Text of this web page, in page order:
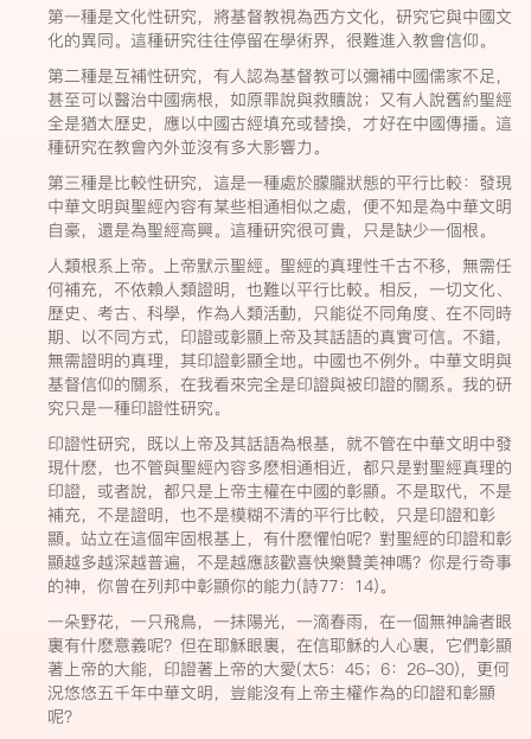
第一種是文化性研究，將基督教視為西方文化，研究它與中國文
化的異同。這種研究往往停留在學術界，很難進入教會信仰。
第二種是互補性研究，有人認為基督教可以彌補中國儒家不足，
甚至可以醫治中國病根，如原罪說與救贖說；又有人說舊約聖經
全是猶太歷史，應以中國古經填充或替換，才好在中國傳播。這
種研究在教會內外並沒有多大影響力。
第三種是比較性研究，這是一種處於朦朧狀態的平行比較：發現
中華文明與聖經內容有某些相通相似之處，便不知是為中華文明
自豪，還是為聖經高興。這種研究很可貴，只是缺少一個根。
人類根系上帝。上帝默示聖經。聖經的真理性千古不移，無需任
何補充，不依賴人類證明，也難以平行比較。相反，一切文化、
歷史、考古、科學，作為人類活動，只能從不同角度、在不同時
期、以不同方式，印證或彰顯上帝及其話語的真實可信。不錯，
無需證明的真理，其印證彰顯全地。中國也不例外。中華文明與
基督信仰的關系，在我看來完全是印證與被印證的關系。我的研
究只是一種印證性研究。
印證性研究，既以上帝及其話語為根基，就不管在中華文明中發
現什麽，也不管與聖經內容多麽相通相近，都只是對聖經真理的
印證，或者說，都只是上帝主權在中國的彰顯。不是取代，不是
補充，不是證明，也不是模糊不清的平行比較，只是印證和彰
顯。站立在這個牢固根基上，有什麽懼怕呢？對聖經的印證和彰
顯越多越深越普遍，不是越應該歡喜快樂贊美神嗎？你是行奇事
的神，你曾在列邦中彰顯你的能力(詩77：14)。
一朵野花，一只飛鳥，一抹陽光，一滴春雨，在一個無神論者眼
裏有什麽意義呢？但在耶穌眼裏，在信耶穌的人心裏，它們彰顯
著上帝的大能，印證著上帝的大愛(太5：45；6：26-30)，更何
況悠悠五千年中華文明，豈能沒有上帝主權作為的印證和彰顯
呢？